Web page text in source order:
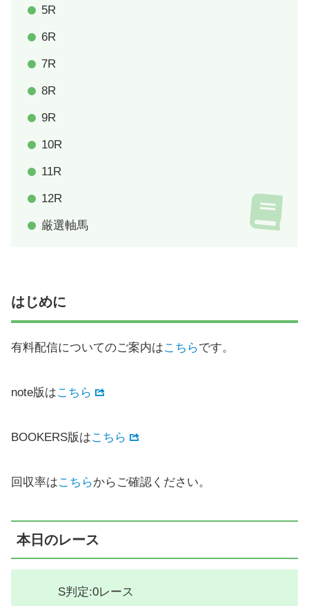
5R
6R
7R
8R
9R
10R
11R
12R
厳選軸馬
はじめに
有料配信についてのご案内はこちらです。
note版はこちら
BOOKERS版はこちら
回収率はこちらからご確認ください。
本日のレース
S判定:0レース